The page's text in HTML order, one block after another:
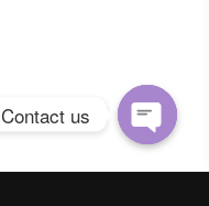
Contact us